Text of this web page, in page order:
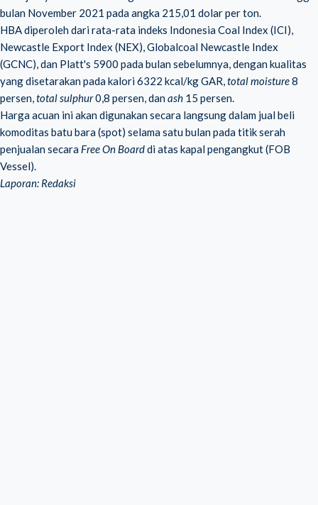
bulan November 2021 pada angka 215,01 dolar per ton.
HBA diperoleh dari rata-rata indeks Indonesia Coal Index (ICI),
Newcastle Export Index (NEX), Globalcoal Newcastle Index
(GCNC), dan Platt's 5900 pada bulan sebelumnya, dengan kualitas
yang disetarakan pada kalori 6322 kcal/kg GAR,total moisture8
persen,total sulphur0,8 persen, danash 15 persen.
Harga acuan ini akan digunakan secara langsung dalam jual beli
komoditas batu bara (spot) selama satu bulan pada titik serah
penjualan secara Free On Boarddi atas kapal pengangkut (FOB
Vessel).
Laporan: Redaksi